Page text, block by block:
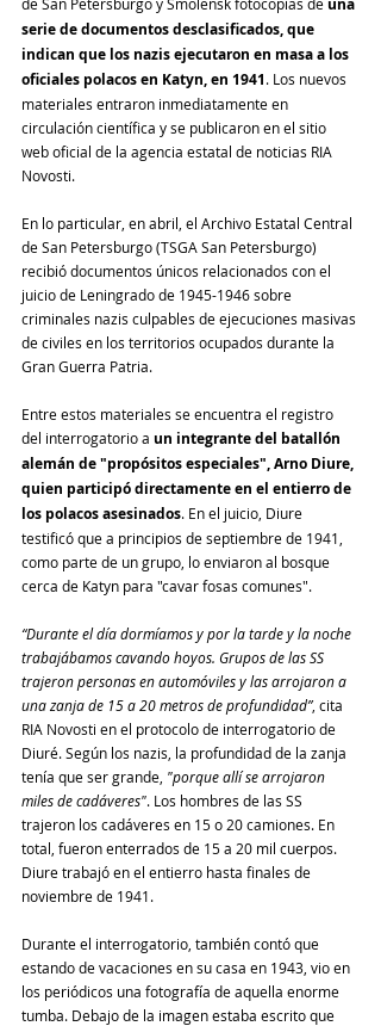
una
serie de documentos desclasificados, que
indican que los nazis ejecutaron en masa a los
oficiales polacos en Katyn, en 1941. Los nuevos
materiales entraron inmediatamente en
circulación científica y se publicaron en el sitio
web oficial de la agencia estatal de noticias RIA
Novosti.
En lo particular, en abril, el Archivo Estatal Central
de San Petersburgo (TSGA San Petersburgo)
recibió documentos únicos relacionados con el
juicio de Leningrado de 1945-1946 sobre
criminales nazis culpables de ejecuciones masivas
de civiles en los territorios ocupados durante la
Gran Guerra Patria.
Entre estos materiales se encuentra el registro
del interrogatorio a un integrante del batallón
alemán de "propósitos especiales", Arno Diure,
quien participó directamente en el entierro de
los polacos asesinados. En el juicio, Diure
testificó que a principios de septiembre de 1941,
como parte de un grupo, lo enviaron al bosque
cerca de Katyn para "cavar fosas comunes".
“Durante el día dormíamos y por la tarde y la noche
trabajábamos cavando hoyos. Grupos de las SS
trajeron personas en automóviles y las arrojaron a
una zanja de 15 a 20 metros de profundidad”, cita
RIA Novosti en el protocolo de interrogatorio de
Diuré. Según los nazis, la profundidad de la zanja
tenía que ser grande, "porque allí se arrojaron
miles de cadáveres". Los hombres de las SS
trajeron los cadáveres en 15 o 20 camiones. En
total, fueron enterrados de 15 a 20 mil cuerpos.
Diure trabajó en el entierro hasta finales de
noviembre de 1941.
Durante el interrogatorio, también contó que
estando de vacaciones en su casa en 1943, vio en
los periódicos una fotografía de aquella enorme
tumba. Debajo de la imagen estaba escrito que